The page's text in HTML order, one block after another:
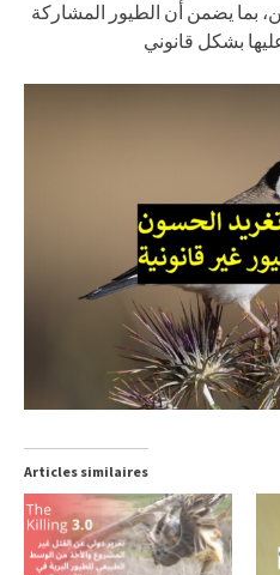
بما يضمن أن الطيور المشاركة
بشكل قانوني
Articles similaires